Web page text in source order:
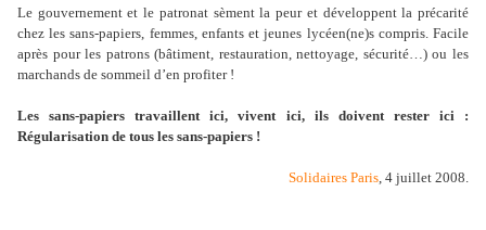
Le gouvernement et le patronat sèment la peur et développent la précarité
chez les sans-papiers, femmes, enfants et jeunes lycéen(ne)s compris. Facile
après pour les patrons (bâtiment, restauration, nettoyage, sécurité…) ou les
marchands de sommeil d’en profiter !
Les sans-papiers travaillent ici, vivent ici, ils doivent rester ici :
Régularisation de tous les sans-papiers !
Solidaires Paris, 4 juillet 2008.